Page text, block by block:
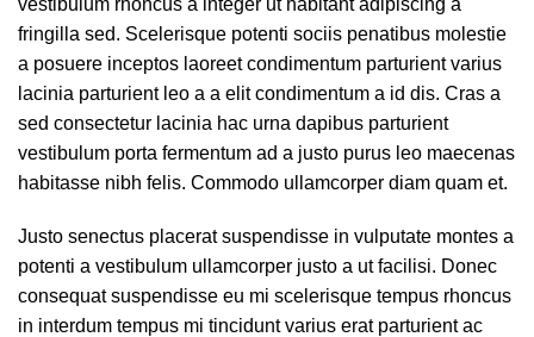
vestibulum rhoncus a integer ut habitant adipiscing a
fringilla sed. Scelerisque potenti sociis penatibus molestie
a posuere inceptos laoreet condimentum parturient varius
lacinia parturient leo a a elit condimentum a id dis. Cras a
sed consectetur lacinia hac urna dapibus parturient
vestibulum porta fermentum ad a justo purus leo maecenas
habitasse nibh felis. Commodo ullamcorper diam quam et.
Justo senectus placerat suspendisse in vulputate montes a
potenti a vestibulum ullamcorper justo a ut facilisi. Donec
consequat suspendisse eu mi scelerisque tempus rhoncus
in interdum tempus mi tincidunt varius erat parturient ac